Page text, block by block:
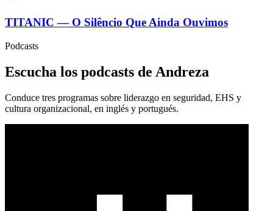
TITANIC — O Silêncio Que Ainda Ouvimos
Podcasts
Escucha los podcasts de Andreza
Conduce tres programas sobre liderazgo en seguridad, EHS y
cultura organizacional, en inglés y portugués.